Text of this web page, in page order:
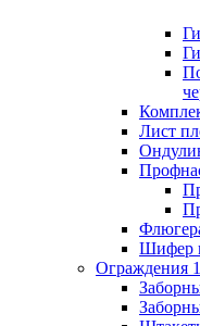
Лист
Шифер
Ограждения